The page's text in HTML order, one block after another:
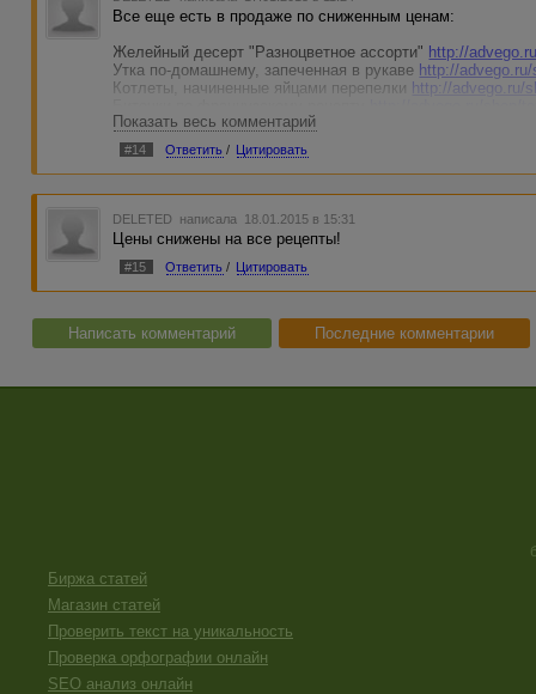
Все еще есть в продаже по сниженным ценам:
Желейный десерт "Разноцветное ассорти" http://
Утка по-домашнему, запеченная в рукаве http://
Котлеты, начиненные яйцами перепелки http://advego.ru/
Куриный шашлычок с картошкой в духовке
Показать весь комментарий
#14 Ответить / Цитировать
DELETED написала 18.01.2015 в 15:31
Цены снижены на все рецепты!
#15 Ответить / Цитировать
Написать комментарий Последние комментарии
Биржа статей
Магазин статей
Проверить текст на уникальность
Проверка орфографии онлайн
SEO анализ онлайн